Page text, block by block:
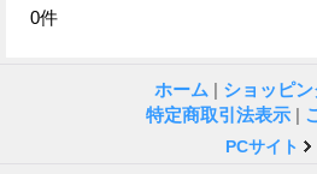
0件
ホーム
ショッピン
特定商取引法表示
PCサイト